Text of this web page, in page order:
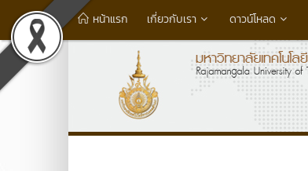
หน้าแรก เกี่ยวกับเรา ดาวน์โหลด